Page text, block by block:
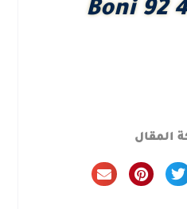
Boni 92
المقال